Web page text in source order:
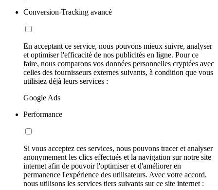
Conversion-Tracking avancé
En acceptant ce service, nous pouvons mieux suivre, analyser
et optimiser l'efficacité de nos publicités en ligne. Pour ce
faire, nous comparons vos données personnelles cryptées avec
celles des fournisseurs externes suivants, à condition que vous
utilisiez déjà leurs services :
Google Ads
Performance
Si vous acceptez ces services, nous pouvons tracer et analyser
anonymement les clics effectués et la navigation sur notre site
internet afin de pouvoir l'optimiser et d'améliorer en
permanence l'expérience des utilisateurs. Avec votre accord,
nous utilisons les services tiers suivants sur ce site internet :